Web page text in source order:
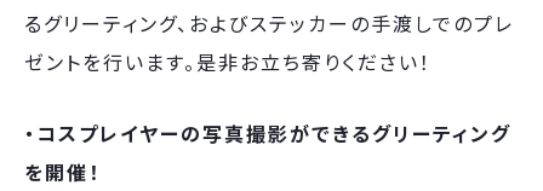
るグリーティング、およびステッカーの手渡しでのプレ
ゼントを行います。是非お立ち寄りください！
・コスプレイヤーの写真撮影ができるグリーティング
を開催！